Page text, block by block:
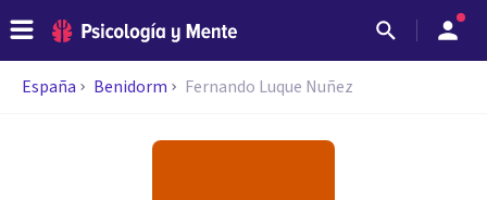
España Benidorm Fernando Luque Nuñez